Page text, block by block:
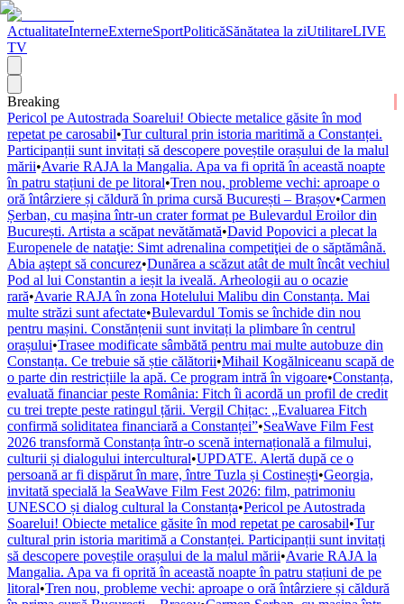
ActualitateInterneExterneSportPoliticăSănătatea la ziUtilitareLIVE
TV
Breaking
Pericol pe Autostrada Soarelui! Obiecte metalice găsite în mod
repetat pe carosabil•Tur cultural prin istoria maritimă a Constanței.
Participanții sunt invitați să descopere poveștile orașului de la malul
mării•Avarie RAJA la Mangalia. Apa va fi oprită în această noapte
în patru stațiuni de pe litoral•Tren nou, probleme vechi: aproape o
oră întârziere și căldură în prima cursă București – Brașov•Carmen
Șerban, cu mașina într-un crater format pe Bulevardul Eroilor din
București. Artista a scăpat nevătămată•David Popovici a plecat la
Europenele de nataţie: Simt adrenalina competiţiei de o săptămână.
Abia aştept să concurez•Dunărea a scăzut atât de mult încât vechiul
Pod al lui Constantin a ieșit la iveală. Arheologii au o ocazie
rară•Avarie RAJA în zona Hotelului Malibu din Constanța. Mai
multe străzi sunt afectate•Bulevardul Tomis se închide din nou
pentru mașini. Constănțenii sunt invitați la plimbare în centrul
orașului•Trasee modificate sâmbătă pentru mai multe autobuze din
Constanța. Ce trebuie să știe călătorii•Mihail Kogălniceanu scapă de
o parte din restricțiile la apă. Ce program intră în vigoare•Constanța,
evaluată financiar peste România: Fitch îi acordă un profil de credit
cu trei trepte peste ratingul țării. Vergil Chițac: „Evaluarea Fitch
confirmă soliditatea financiară a Constanței”•SeaWave Film Fest
2026 transformă Constanța într-o scenă internațională a filmului,
culturii și dialogului intercultural•UPDATE. Alertă după ce o
persoană ar fi dispărut în mare, între Tuzla și Costinești•Georgia,
invitată specială la SeaWave Film Fest 2026: film, patrimoniu
UNESCO și dialog cultural la Constanța•Pericol pe Autostrada
Soarelui! Obiecte metalice găsite în mod repetat pe carosabil•Tur
cultural prin istoria maritimă a Constanței. Participanții sunt invitați
să descopere poveștile orașului de la malul mării•Avarie RAJA la
Mangalia. Apa va fi oprită în această noapte în patru stațiuni de pe
litoral•Tren nou, probleme vechi: aproape o oră întârziere și căldură